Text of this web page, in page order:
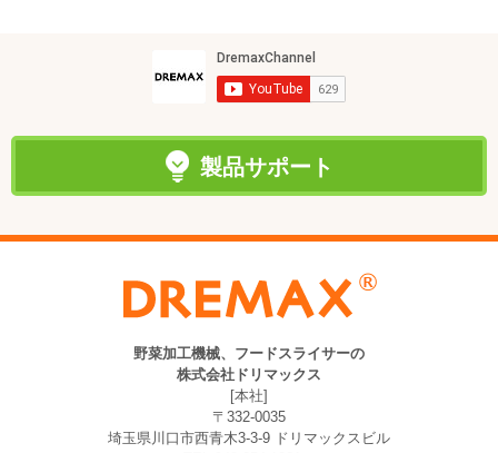
製品サポート
野菜加工機械、フードスライサーの
株式会社ドリマックス
[本社]
〒332-0035
埼玉県川口市西青木3-3-9 ドリマックスビル